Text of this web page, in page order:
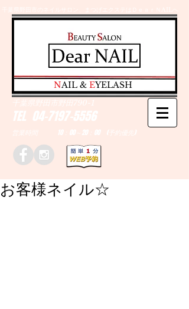
千葉県野田市のネイルサロン、まつげエクステはＤｅａｒＮAILへ
TEL 04-7197-5556
営業時間 10：00～20：00 (予約優先)
千葉県野田市野田790-1
​NAIL & EYELASH
お客様ネイル☆